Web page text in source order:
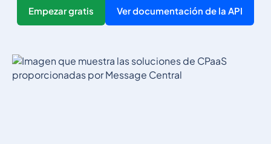
Empezar gratis Ver documentación de la API